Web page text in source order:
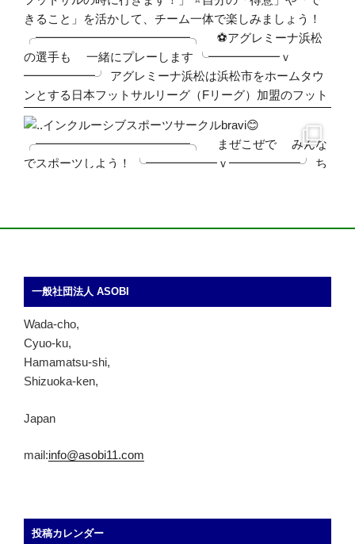
一般社団法人 ASOBI
Wada-cho,
Cyuo-ku,
Hamamatsu-shi,
Shizuoka-ken,
Japan
mail:info@asobi11.com
投稿カレンダー